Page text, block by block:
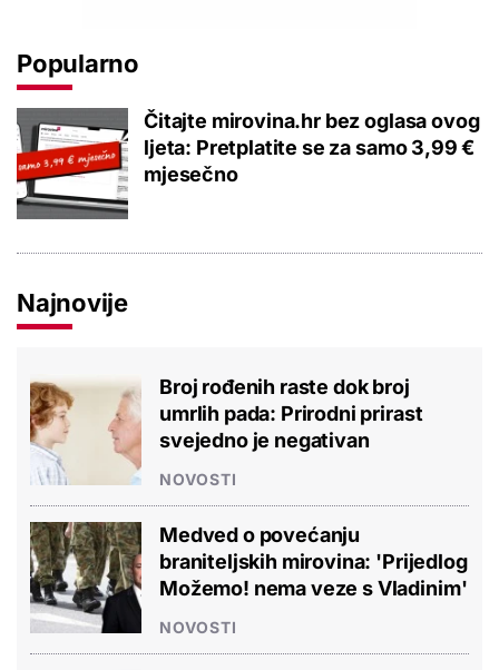
Popularno
Čitajte mirovina.hr bez oglasa ovog
ljeta: Pretplatite se za samo 3,99 €
mjesečno
Najnovije
Broj rođenih raste dok broj
umrlih pada: Prirodni prirast
svejedno je negativan
NOVOSTI
Medved o povećanju
braniteljskih mirovina: 'Prijedlog
Možemo! nema veze s Vladinim'
NOVOSTI